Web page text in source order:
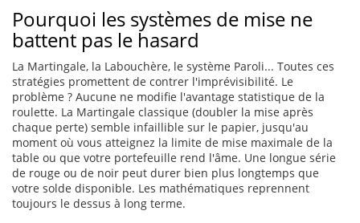
Pourquoi les systèmes de mise ne
battent pas le hasard
La Martingale, la Labouchère, le système Paroli... Toutes ces
stratégies promettent de contrer l'imprévisibilité. Le
problème ? Aucune ne modifie l'avantage statistique de la
roulette. La Martingale classique (doubler la mise après
chaque perte) semble infaillible sur le papier, jusqu'au
moment où vous atteignez la limite de mise maximale de la
table ou que votre portefeuille rend l'âme. Une longue série
de rouge ou de noir peut durer bien plus longtemps que
votre solde disponible. Les mathématiques reprennent
toujours le dessus à long terme.